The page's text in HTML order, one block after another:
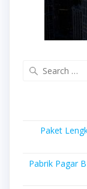
Paket
Pabrik Pagar